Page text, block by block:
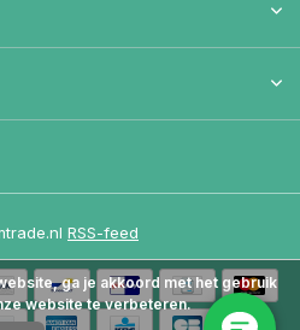
RSS-feed
ga je akkoord met het gebruik
website te verbeteren.